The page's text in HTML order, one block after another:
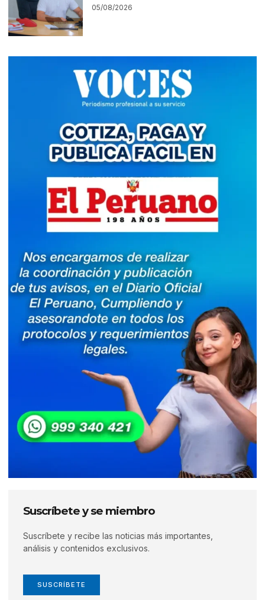
05/08/2026
Suscríbete y se miembro
Suscríbete y recibe las noticias más importantes,
análisis y contenidos exclusivos.
SUSCRÍBETE